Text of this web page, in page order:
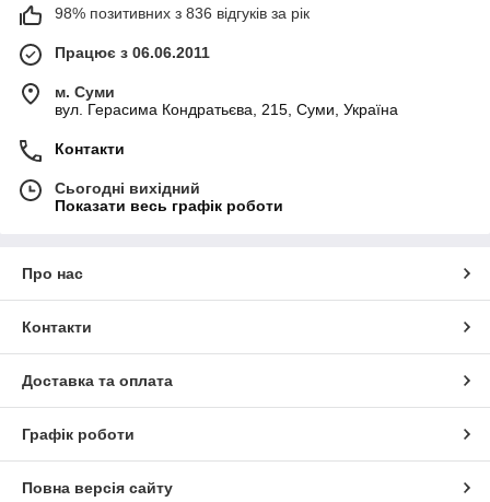
98% позитивних з 836 відгуків за рік
Працює з 06.06.2011
м. Суми
вул. Герасима Кондратьєва, 215, Суми, Україна
Контакти
Сьогодні вихідний
Показати весь графік роботи
Про нас
Контакти
Доставка та оплата
Графік роботи
Повна версія сайту